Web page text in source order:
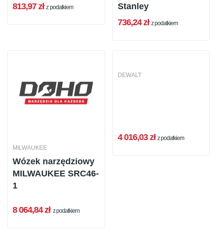
813,97 zł z podatkiem
Stanley
736,24 zł z podatkiem
MILWAUKEE
Wózek narzędziowy
MILWAUKEE SRC46-
1
8 064,84 zł z podatkiem
DEWALT
4 016,03 zł z podatkiem